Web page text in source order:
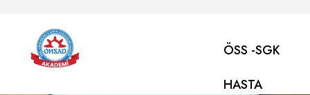
ÖSS -SGK
HASTA